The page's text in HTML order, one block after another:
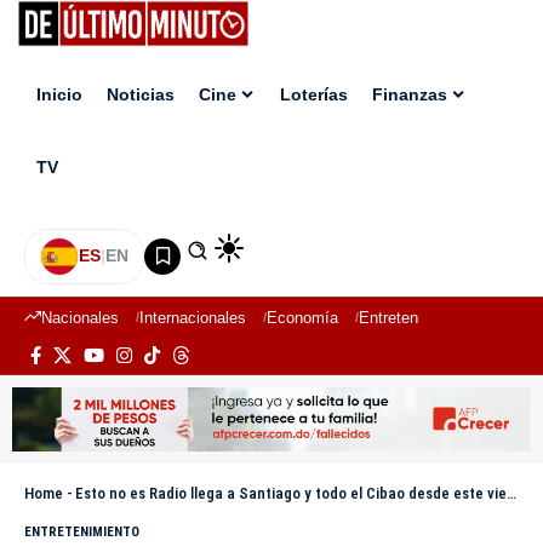
Inicio Noticias Cine Loterías Finanzas
TV
ES|EN
Nacionales Internacionales Economía Entretenimiento
Home - Esto no es Radio llega a Santiago y todo el Cibao desde este viernes
ENTRETENIMIENTO